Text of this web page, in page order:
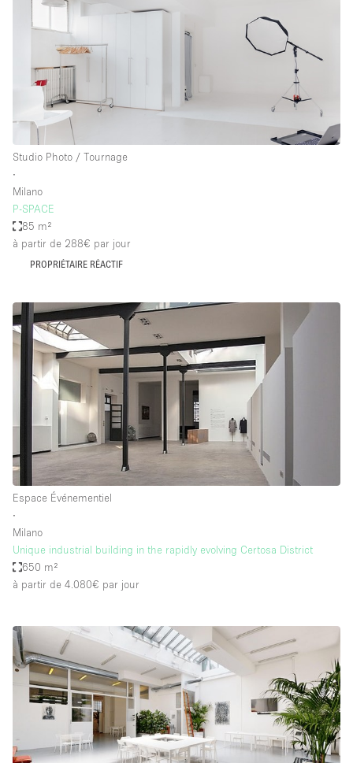
Studio Photo / Tournage
∙
Milano
P-SPACE
85 m²
à partir de 288€ par jour
PROPRIÉTAIRE RÉACTIF
Espace Événementiel
∙
Milano
Unique industrial building in the rapidly evolving Certosa District
650 m²
à partir de 4.080€ par jour